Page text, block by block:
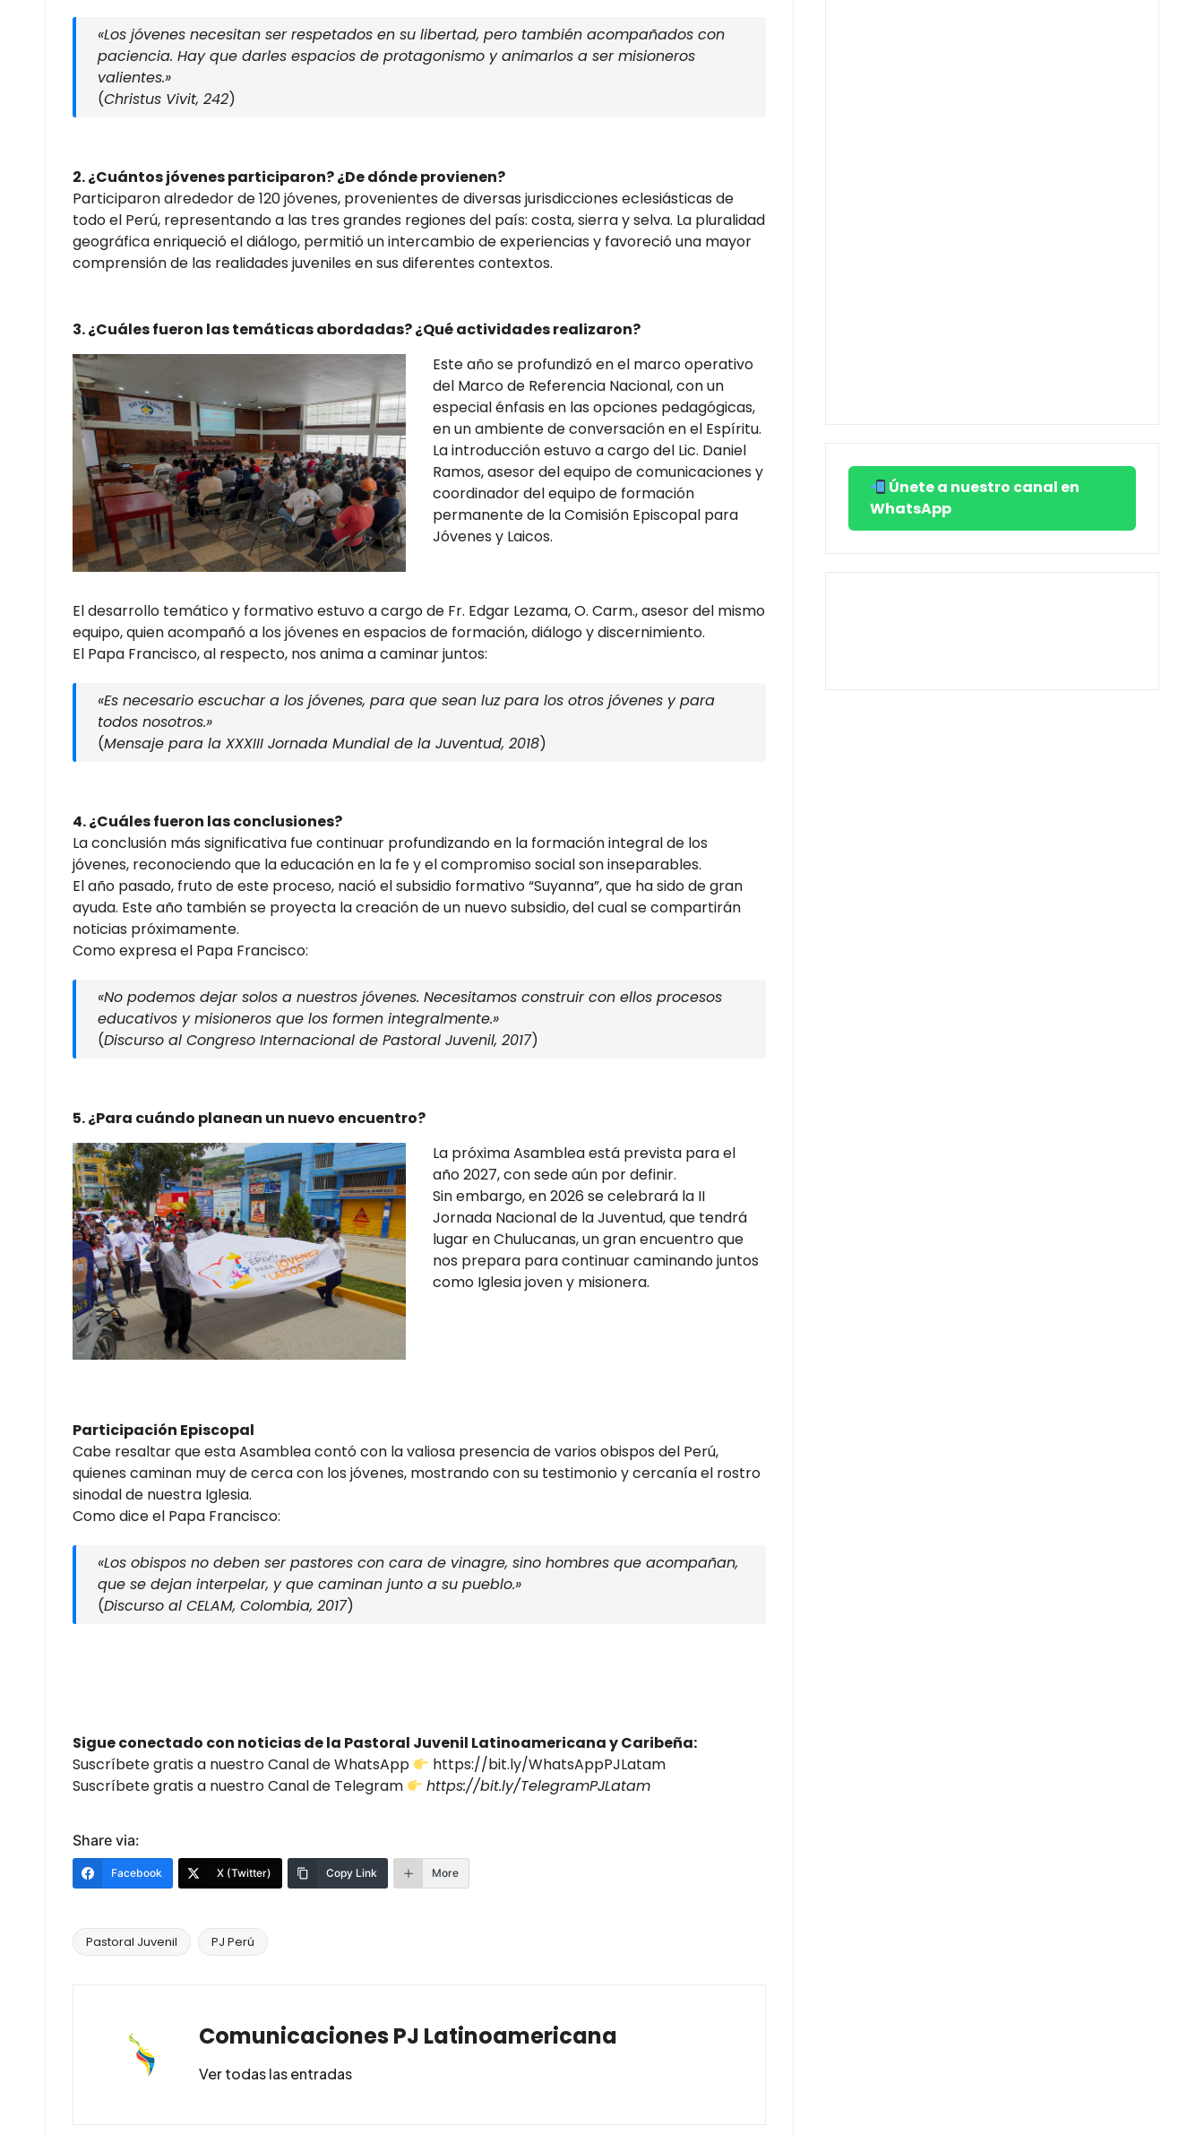
«Los jóvenes necesitan ser respetados en su libertad, pero también acompañados con
paciencia. Hay que darles espacios de protagonismo y animarlos a ser misioneros
valientes.»
(Christus Vivit, 242)
2. ¿Cuántos jóvenes participaron? ¿De dónde provienen?
Participaron alrededor de 120 jóvenes, provenientes de diversas jurisdicciones eclesiásticas de
todo el Perú, representando a las tres grandes regiones del país: costa, sierra y selva. La pluralidad
geográfica enriqueció el diálogo, permitió un intercambio de experiencias y favoreció una mayor
comprensión de las realidades juveniles en sus diferentes contextos.
3. ¿Cuáles fueron las temáticas abordadas? ¿Qué actividades realizaron?
Este año se profundizó en el marco operativo
del Marco de Referencia Nacional, con un
especial énfasis en las opciones pedagógicas,
en un ambiente de conversación en el Espíritu.
La introducción estuvo a cargo del Lic. Daniel
Ramos, asesor del equipo de comunicaciones y
coordinador del equipo de formación
permanente de la Comisión Episcopal para
Jóvenes y Laicos.
El desarrollo temático y formativo estuvo a cargo de Fr. Edgar Lezama, O. Carm., asesor del mismo
equipo, quien acompañó a los jóvenes en espacios de formación, diálogo y discernimiento.
El Papa Francisco, al respecto, nos anima a caminar juntos:
«Es necesario escuchar a los jóvenes, para que sean luz para los otros jóvenes y para
todos nosotros.»
(Mensaje para la XXXIII Jornada Mundial de la Juventud, 2018)
4. ¿Cuáles fueron las conclusiones?
La conclusión más significativa fue continuar profundizando en la formación integral de los
jóvenes, reconociendo que la educación en la fe y el compromiso social son inseparables.
El año pasado, fruto de este proceso, nació el subsidio formativo “Suyanna”, que ha sido de gran
ayuda. Este año también se proyecta la creación de un nuevo subsidio, del cual se compartirán
noticias próximamente.
Como expresa el Papa Francisco:
«No podemos dejar solos a nuestros jóvenes. Necesitamos construir con ellos procesos
educativos y misioneros que los formen integralmente.»
(Discurso al Congreso Internacional de Pastoral Juvenil, 2017)
5. ¿Para cuándo planean un nuevo encuentro?
La próxima Asamblea está prevista para el
año 2027, con sede aún por definir.
Sin embargo, en 2026 se celebrará la II
Jornada Nacional de la Juventud, que tendrá
lugar en Chulucanas, un gran encuentro que
nos prepara para continuar caminando juntos
como Iglesia joven y misionera.
Participación Episcopal
Cabe resaltar que esta Asamblea contó con la valiosa presencia de varios obispos del Perú,
quienes caminan muy de cerca con los jóvenes, mostrando con su testimonio y cercanía el rostro
sinodal de nuestra Iglesia.
Como dice el Papa Francisco:
«Los obispos no deben ser pastores con cara de vinagre, sino hombres que acompañan,
que se dejan interpelar, y que caminan junto a su pueblo.»
(Discurso al CELAM, Colombia, 2017)
Sigue conectado con noticias de la Pastoral Juvenil Latinoamericana y Caribeña:
Suscríbete gratis a nuestro Canal de WhatsApp
https://bit.ly/WhatsAppPJLatam
Suscríbete gratis a nuestro Canal de Telegram
https://bit.ly/TelegramPJLatam
Share via:
Facebook X (Twitter) Copy Link More
Pastoral Juvenil PJ Perú
Comunicaciones PJ Latinoamericana
Ver todas las entradas
Únete a nuestro canal en
WhatsApp